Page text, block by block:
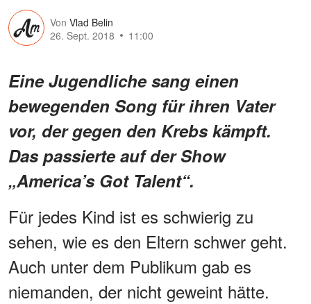
Von Vlad Belin
26. Sept. 2018
11:00
Eine Jugendliche sang einen
bewegenden Song für ihren Vater
vor, der gegen den Krebs kämpft.
Das passierte auf der Show
„America’s Got Talent“.
Für jedes Kind ist es schwierig zu
sehen, wie es den Eltern schwer geht.
Auch unter dem Publikum gab es
niemanden, der nicht geweint hätte.